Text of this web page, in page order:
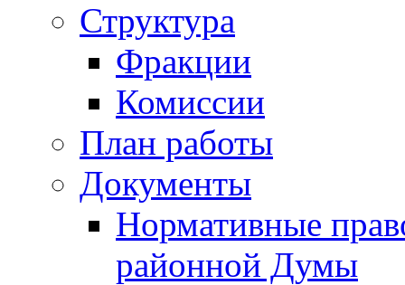
Структура
Фракции
Комиссии
План работы
Документы
Нормативные
районной Думы